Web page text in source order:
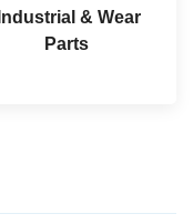
Industrial & Wear
Parts